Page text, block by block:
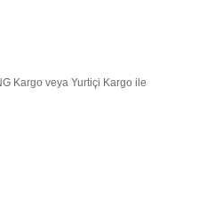
Kargo veya Yurtiçi Kargo ile